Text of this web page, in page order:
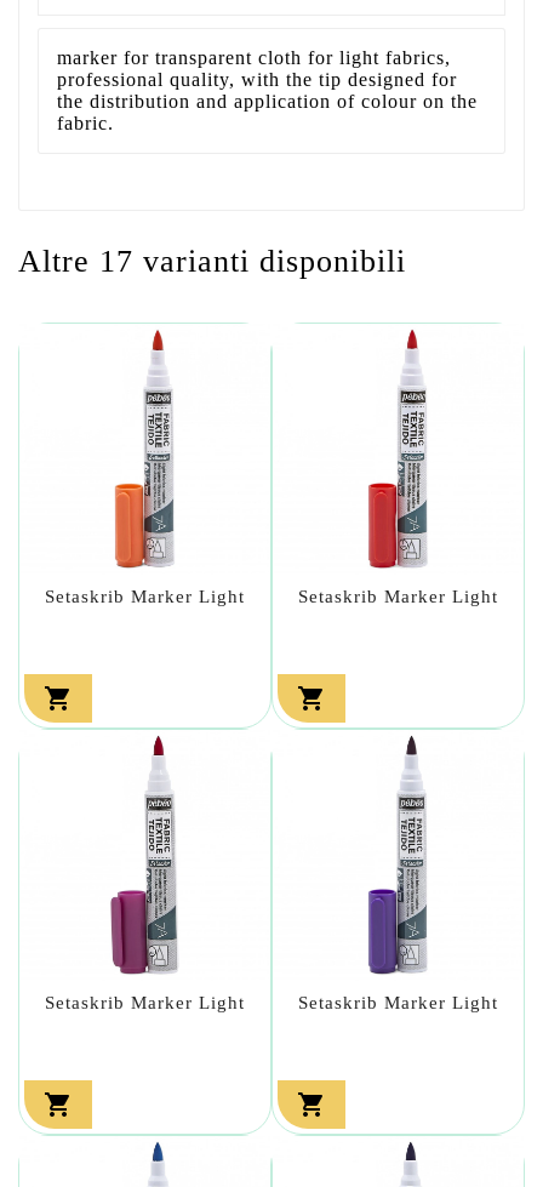
marker for transparent cloth for light fabrics,
professional quality, with the tip designed for
the distribution and application of colour on the
fabric.
Altre 17 varianti disponibili
Setaskrib Marker Light

Setaskrib Marker Light

Setaskrib Marker Light

Setaskrib Marker Light
